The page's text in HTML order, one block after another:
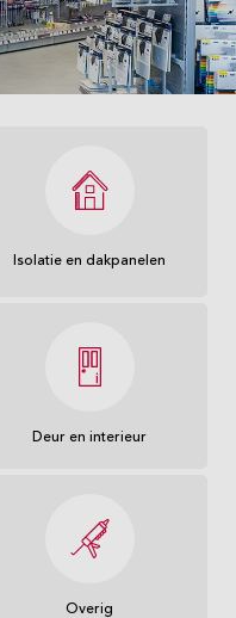
Isolatie en dakpanelen
Deur en interieur
Overig